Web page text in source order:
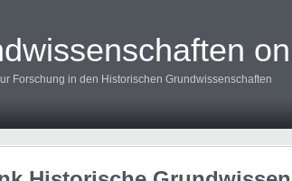
Forschung in den Historischen Grundwissenschaften